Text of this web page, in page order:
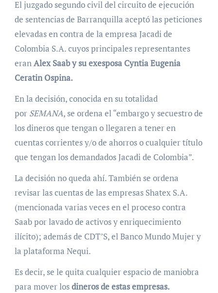
El juzgado segundo civil del circuito de ejecución
de sentencias de Barranquilla aceptó las peticiones
elevadas en contra de la empresa Jacadi de
Colombia S.A. cuyos principales representantes
eranAlex Saab y su exesposa Cyntia Eugenia
Ceratin Ospina.
En la decisión, conocida en su totalidad
por SEMANA, se ordena el “embargo y secuestro de
los dineros que tengan o llegaren a tener en
cuentas corrientes y/o de ahorros o cualquier título
que tengan los demandados Jacadi de Colombia”.
La decisión no queda ahí. También se ordena
revisar las cuentas de las empresas Shatex S.A.
(mencionada varias veces en el proceso contra
Saab por lavado de activos y enriquecimiento
ilícito); además de CDT’S, el Banco Mundo Mujer y
la plataforma Nequi.
Es decir, se le quita cualquier espacio de maniobra
para mover losdineros de estas empresas.